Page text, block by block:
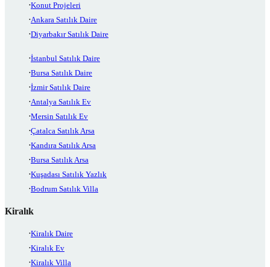
Konut Projeleri
Ankara Satılık Daire
Diyarbakır Satılık Daire
İstanbul Satılık Daire
Bursa Satılık Daire
İzmir Satılık Daire
Antalya Satılık Ev
Mersin Satılık Ev
Çatalca Satılık Arsa
Kandıra Satılık Arsa
Bursa Satılık Arsa
Kuşadası Satılık Yazlık
Bodrum Satılık Villa
Kiralık
Kiralık Daire
Kiralık Ev
Kiralık Villa